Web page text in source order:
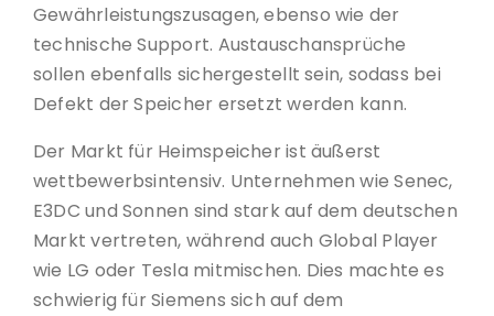
Gewährleistungszusagen, ebenso wie der
technische Support. Austauschansprüche
sollen ebenfalls sichergestellt sein, sodass bei
Defekt der Speicher ersetzt werden kann.
Der Markt für Heimspeicher ist äußerst
wettbewerbsintensiv. Unternehmen wie Senec,
E3DC und Sonnen sind stark auf dem deutschen
Markt vertreten, während auch Global Player
wie LG oder Tesla mitmischen. Dies machte es
schwierig für Siemens sich auf dem